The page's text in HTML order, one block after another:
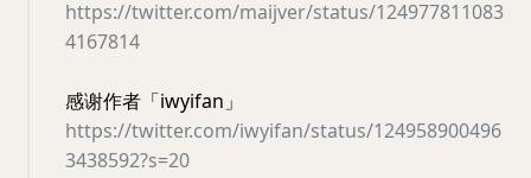
https://twitter.com/maijver/status/124977811083
4167814
感谢作者「iwyifan」
https://twitter.com/iwyifan/status/124958900496
3438592?s=20